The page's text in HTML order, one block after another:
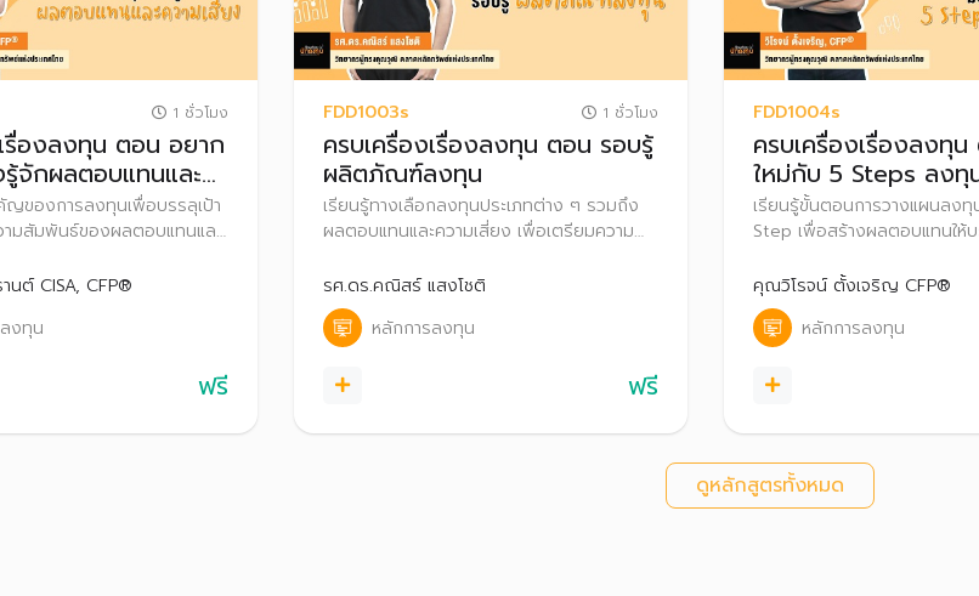
1 ชั่วโมง
รื่องลงทุน ตอน อยาก
จักผลตอบแทนและ
ญของการลงทุนเพื่อบรรลุเป้า
ามสัมพันธ์ของผลตอบแทนและ
นต์ CISA, CFP®
งทุน
ฟรี
FDD1003s 1 ชั่วโมง
ครบเครื่องเรื่องลงทุน ตอน รอบรู้
ผลิตภัณฑ์ลงทุน
เรียนรู้ทางเลือกลงทุนประเภทต่าง ๆ รวมถึง
ผลตอบแทนและความเสี่ยง เพื่อเตรียมความ
รศ.ดร.คณิสร์ แสงโชติ
หลักการลงทุน
ฟรี
FDD1004s
ครบเครื่องเรื่องลงทุ
ใหม่กับ 5 Steps ลงทุ
เรียนรู้ขั้นตอนการวางแผนลง
Step เพื่อสร้างผลตอบแทนให้บ
คุณวิโรจน์ ตั้งเจริญ CFP®
หลักการลงทุน
ดูหลักสูตรทั้งหมด